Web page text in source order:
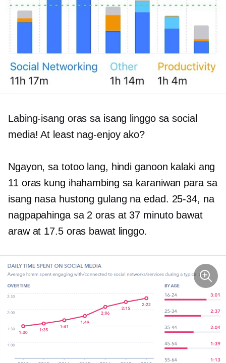
Labing-isang oras sa isang linggo sa social
media! At least nag-enjoy ako?
Ngayon, sa totoo lang, hindi ganoon kalaki ang
11 oras kung ihahambing sa karaniwan para sa
isang nasa hustong gulang na edad. 25-34, na
nagpapahinga sa 2 oras at 37 minuto bawat
araw at 17.5 oras bawat linggo.